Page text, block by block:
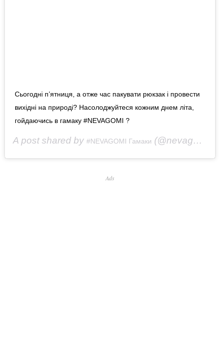
Сьогодні п’ятниця, а отже час пакувати рюкзак і провести
вихідні на природі? Насолоджуйтеся кожним днем літа,
гойдаючись в гамаку #NEVAGOMI ?
A post shared by #NEVAGOMI Гамаки (@nevagomi) on
Ads